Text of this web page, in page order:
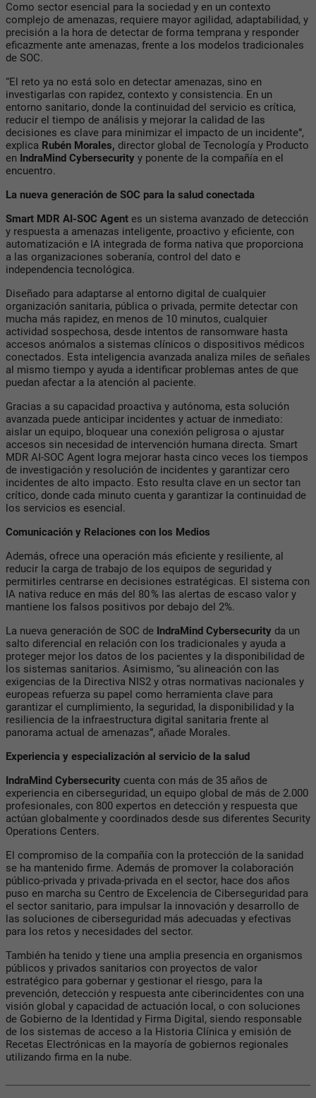
Como sector esencial para la sociedad y en un contexto
complejo de amenazas, requiere mayor agilidad, adaptabilidad, y
precisión a la hora de detectar de forma temprana y responder
eficazmente ante amenazas, frente a los modelos tradicionales
de SOC.
“El reto ya no está solo en detectar amenazas, sino en
investigarlas con rapidez, contexto y consistencia. En un
entorno sanitario, donde la continuidad del servicio es crítica,
reducir el tiempo de análisis y mejorar la calidad de las
decisiones es clave para minimizar el impacto de un incidente”,
explica Rubén Morales, director global de Tecnología y Producto
en IndraMind Cybersecurity y ponente de la compañía en el
encuentro.
La nueva generación de SOC para la salud conectada
Smart MDR AI-SOC Agent es un sistema avanzado de detección
y respuesta a amenazas inteligente, proactivo y eficiente, con
automatización e IA integrada de forma nativa que proporciona
a las organizaciones soberanía, control del dato e
independencia tecnológica.
Diseñado para adaptarse al entorno digital de cualquier
organización sanitaria, pública o privada, permite detectar con
mucha más rapidez, en menos de 10 minutos, cualquier
actividad sospechosa, desde intentos de ransomware hasta
accesos anómalos a sistemas clínicos o dispositivos médicos
conectados. Esta inteligencia avanzada analiza miles de señales
al mismo tiempo y ayuda a identificar problemas antes de que
puedan afectar a la atención al paciente.
Gracias a su capacidad proactiva y autónoma, esta solución
avanzada puede anticipar incidentes y actuar de inmediato:
aislar un equipo, bloquear una conexión peligrosa o ajustar
accesos sin necesidad de intervención humana directa. Smart
MDR AI-SOC Agent logra mejorar hasta cinco veces los tiempos
de investigación y resolución de incidentes y garantizar cero
incidentes de alto impacto. Esto resulta clave en un sector tan
crítico, donde cada minuto cuenta y garantizar la continuidad de
los servicios es esencial.
Comunicación y Relaciones con los Medios
Además, ofrece una operación más eficiente y resiliente, al
reducir la carga de trabajo de los equipos de seguridad y
permitirles centrarse en decisiones estratégicas. El sistema con
IA nativa reduce en más del 80 % las alertas de escaso valor y
mantiene los falsos positivos por debajo del 2%.
La nueva generación de SOC de IndraMind Cybersecurity da un
salto diferencial en relación con los tradicionales y ayuda a
proteger mejor los datos de los pacientes y la disponibilidad de
los sistemas sanitarios. Asimismo, “su alineación con las
exigencias de la Directiva NIS2 y otras normativas nacionales y
europeas refuerza su papel como herramienta clave para
garantizar el cumplimiento, la seguridad, la disponibilidad y la
resiliencia de la infraestructura digital sanitaria frente al
panorama actual de amenazas”, añade Morales.
Experiencia y especialización al servicio de la salud
IndraMind Cybersecurity cuenta con más de 35 años de
experiencia en ciberseguridad, un equipo global de más de 2.000
profesionales, con 800 expertos en detección y respuesta que
actúan globalmente y coordinados desde sus diferentes Security
Operations Centers.
El compromiso de la compañía con la protección de la sanidad
se ha mantenido firme. Además de promover la colaboración
público-privada y privada-privada en el sector, hace dos años
puso en marcha su Centro de Excelencia de Ciberseguridad para
el sector sanitario, para impulsar la innovación y desarrollo de
las soluciones de ciberseguridad más adecuadas y efectivas
para los retos y necesidades del sector.
También ha tenido y tiene una amplia presencia en organismos
públicos y privados sanitarios con proyectos de valor
estratégico para gobernar y gestionar el riesgo, para la
prevención, detección y respuesta ante ciberincidentes con una
visión global y capacidad de actuación local, o con soluciones
de Gobierno de la Identidad y Firma Digital, siendo responsable
de los sistemas de acceso a la Historia Clínica y emisión de
Recetas Electrónicas en la mayoría de gobiernos regionales
utilizando firma en la nube.